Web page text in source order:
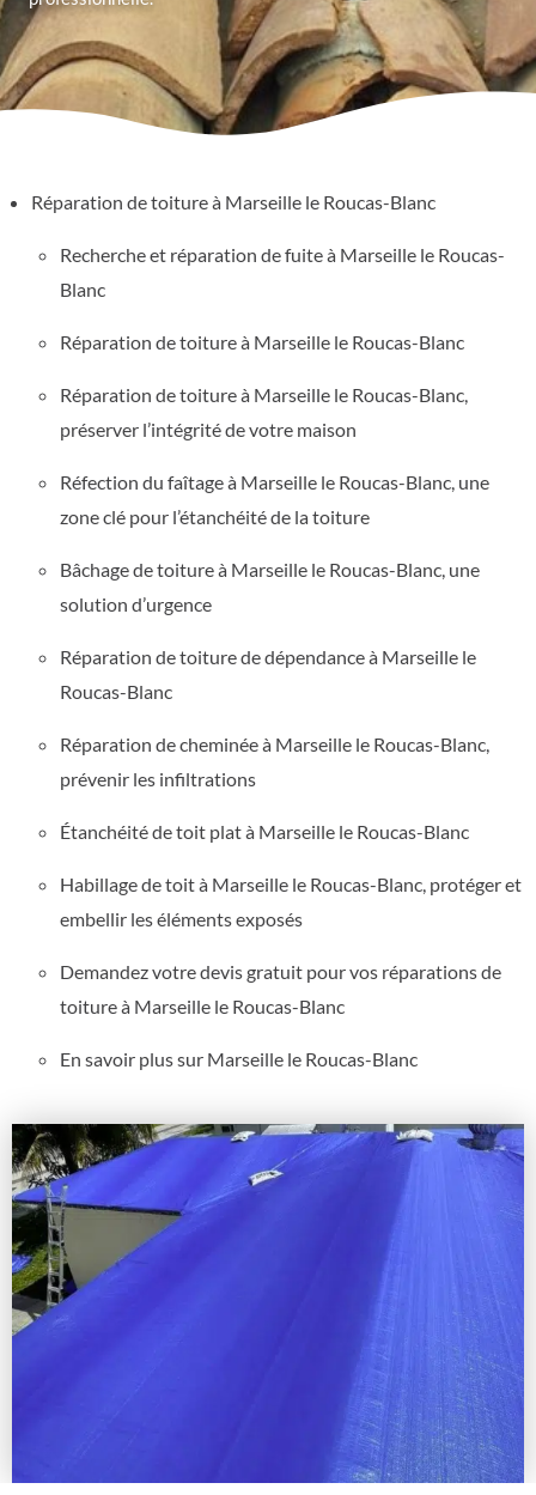
Réparation de toiture à Marseille le Roucas-Blanc
Recherche et réparation de fuite à Marseille le Roucas-
Blanc
Réparation de toiture à Marseille le Roucas-Blanc
Réparation de toiture à Marseille le Roucas-Blanc,
préserver l’intégrité de votre maison
Réfection du faîtage à Marseille le Roucas-Blanc, une
zone clé pour l’étanchéité de la toiture
Bâchage de toiture à Marseille le Roucas-Blanc, une
solution d’urgence
Réparation de toiture de dépendance à Marseille le
Roucas-Blanc
Réparation de cheminée à Marseille le Roucas-Blanc,
prévenir les infiltrations
Étanchéité de toit plat à Marseille le Roucas-Blanc
Habillage de toit à Marseille le Roucas-Blanc, protéger et
embellir les éléments exposés
Demandez votre devis gratuit pour vos réparations de
toiture à Marseille le Roucas-Blanc
En savoir plus sur Marseille le Roucas-Blanc